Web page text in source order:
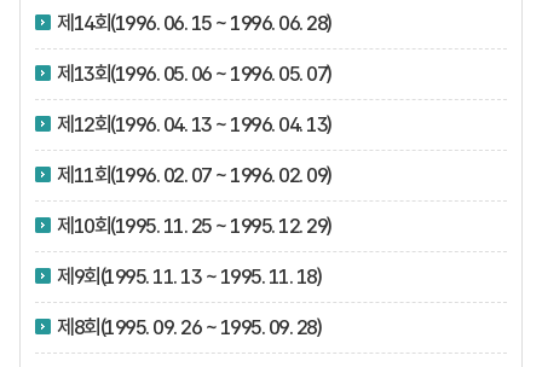
제14회(1996. 06. 15 ~ 1996. 06. 28)
제13회(1996. 05. 06 ~ 1996. 05. 07)
제12회(1996. 04. 13 ~ 1996. 04. 13)
제11회(1996. 02. 07 ~ 1996. 02. 09)
제10회(1995. 11. 25 ~ 1995. 12. 29)
제9회(1995. 11. 13 ~ 1995. 11. 18)
제8회(1995. 09. 26 ~ 1995. 09. 28)